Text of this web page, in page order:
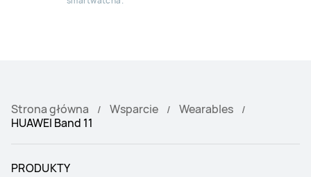
Strona główna Wsparcie
Wearables
HUAWEI Band 11
PRODUKTY